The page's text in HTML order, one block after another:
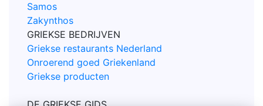
Samos
Zakynthos
GRIEKSE BEDRIJVEN
Griekse restaurants Nederland
Onroerend goed Griekenland
Griekse producten